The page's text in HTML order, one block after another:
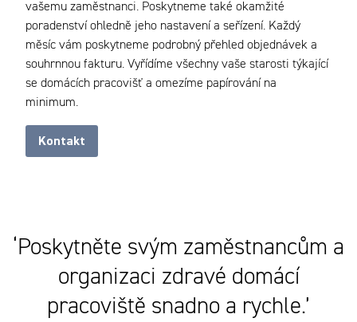
vašemu zaměstnanci. Poskytneme také okamžité
poradenství ohledně jeho nastavení a seřízení. Každý
měsíc vám poskytneme podrobný přehled objednávek a
souhrnnou fakturu. Vyřídíme všechny vaše starosti týkající
se domácích pracovišť a omezíme papírování na
minimum.
Kontakt
‘Poskytněte svým zaměstnancům a
organizaci zdravé domácí
pracoviště snadno a rychle.’